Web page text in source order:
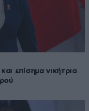
επίσημα νικήτρια